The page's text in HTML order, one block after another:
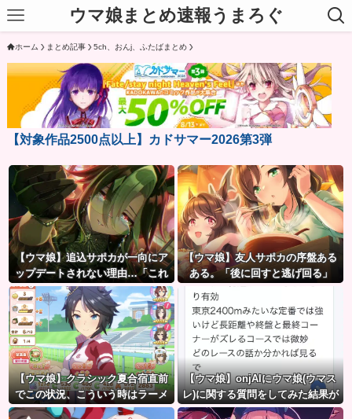
ウマ娘まとめ速報うまろぐ
ホーム まとめ記事 5ch、おんj、ふたばまとめ
【対象作品2500点以上】カドサマー2026第3弾
【ウマ娘】追込サポカが一向にア
ップデートされない理由…「これ
だけ出さないってことは」
【ウマ娘】友人サポカの序盤ある
ある。「後に回すと逃げ回る」
【ウマ娘】クラシック夏合宿直前
でこの状況、こういう時はラーメ
ン食べてもいいのかな？
【ウマ娘】onjAIにウマ娘(ウマス
レ)に関する質問をしてみた結果が
草ｗｗｗ